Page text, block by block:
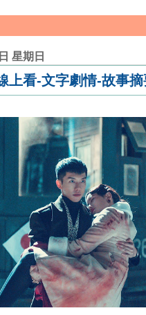
星期日
上看-文字劇情-故事